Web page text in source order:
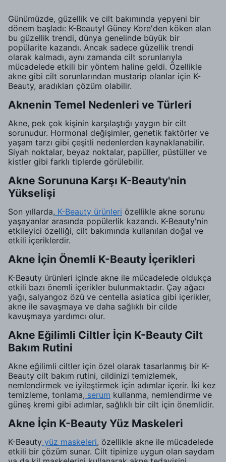
Günümüzde, güzellik ve cilt bakımında yepyeni bir
dönem başladı: K-Beauty! Güney Kore'den köken alan
bu güzellik trendi, dünya genelinde büyük bir
popülarite kazandı. Ancak sadece güzellik trendi
olarak kalmadı, aynı zamanda cilt sorunlarıyla
mücadelede etkili bir yöntem haline geldi. Özellikle
akne gibi cilt sorunlarından mustarip olanlar için K-
Beauty, aradıkları çözüm olabilir.
Aknenin Temel Nedenleri ve Türleri
Akne, pek çok kişinin karşılaştığı yaygın bir cilt
sorunudur. Hormonal değişimler, genetik faktörler ve
yaşam tarzı gibi çeşitli nedenlerden kaynaklanabilir.
Siyah noktalar, beyaz noktalar, papüller, püstüller ve
kistler gibi farklı tiplerde görülebilir.
Akne Sorununa Karşı K-Beauty'nin
Yükselişi
Son yıllarda, K-Beauty ürünleri özellikle akne sorunu
yaşayanlar arasında popülerlik kazandı. K-Beauty'nin
etkileyici özelliği, cilt bakımında kullanılan doğal ve
etkili içeriklerdir.
Akne İçin Önemli K-Beauty İçerikleri
K-Beauty ürünleri içinde akne ile mücadelede oldukça
etkili bazı önemli içerikler bulunmaktadır. Çay ağacı
yağı, salyangoz özü ve centella asiatica gibi içerikler,
akne ile savaşmaya ve daha sağlıklı bir cilde
kavuşmaya yardımcı olur.
Akne Eğilimli Ciltler İçin K-Beauty Cilt
Bakım Rutini
Akne eğilimli ciltler için özel olarak tasarlanmış bir K-
Beauty cilt bakım rutini, cildinizi temizlemek,
nemlendirmek ve iyileştirmek için adımlar içerir. İki kez
temizleme, tonlama, serum kullanma, nemlendirme ve
güneş kremi gibi adımlar, sağlıklı bir cilt için önemlidir.
Akne İçin K-Beauty Yüz Maskeleri
K-Beauty yüz maskeleri, özellikle akne ile mücadelede
etkili bir çözüm sunar. Cilt tipinize uygun olan saydam